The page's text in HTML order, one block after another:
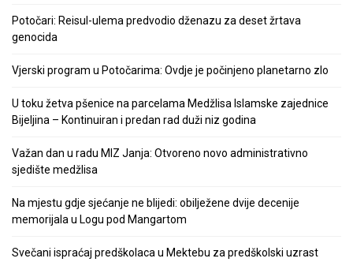
Potočari: Reisul-ulema predvodio dženazu za deset žrtava
genocida
Vjerski program u Potočarima: Ovdje je počinjeno planetarno zlo
U toku žetva pšenice na parcelama Medžlisa Islamske zajednice
Bijeljina – Kontinuiran i predan rad duži niz godina
Važan dan u radu MIZ Janja: Otvoreno novo administrativno
sjedište medžlisa
Na mjestu gdje sjećanje ne blijedi: obilježene dvije decenije
memorijala u Logu pod Mangartom
Svečani ispraćaj predškolaca u Mektebu za predškolski uzrast